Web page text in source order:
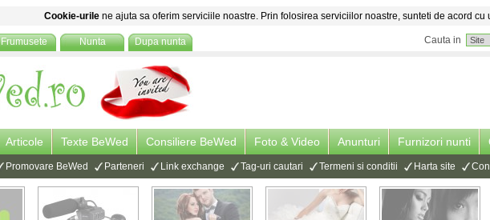
Cookie-urile ne ajuta sa oferim serviciile noastre. Prin folosirea serviciilor noastre, sunteti de acord cu
Frumusete Nunta Dupa nunta Cauta in
Articole Texte BeWed Consiliere BeWed Foto & Video Anunturi Furnizori nunti
Promovare BeWed Parteneri Link exchange Tag-uri cautari Termeni si conditii Harta site